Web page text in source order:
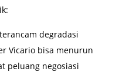
degradasi
Vicario bisa menurun
peluang negosiasi